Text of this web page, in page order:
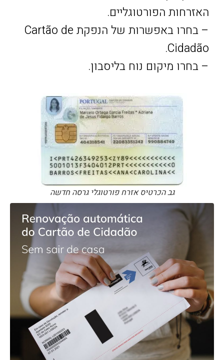
האזרחות הפורטוגליים.
– בחרו באפשרות של הנפקת Cartão de
Cidadão.
– בחרו מיקום נוח בליסבון.
גב הכרטיס אזרח פורטוגלי גרסה חדשה